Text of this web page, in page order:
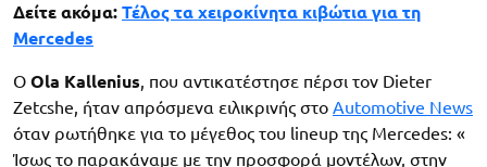
Δείτε ακόμα: Τέλος τα χειροκίνητα κιβώτια για τη
Mercedes
Ο Ola Kallenius, που αντικατέστησε πέρσι τον Dieter
Zetcshe, ήταν απρόσμενα ειλικρινής στο Automotive News
όταν ρωτήθηκε για το μέγεθος του lineup της Mercedes: «
Ίσως το παρακάναμε με την προσφορά μοντέλων, στην